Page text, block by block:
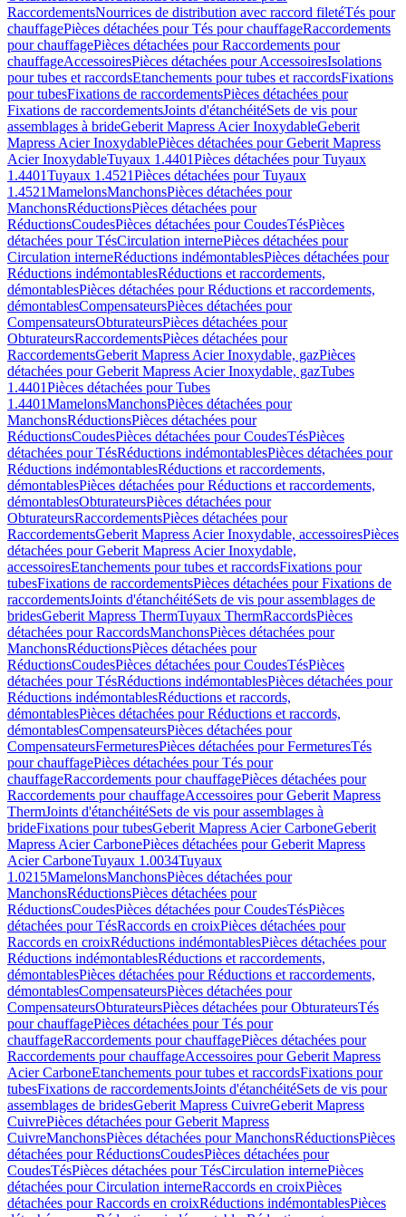
RaccordementsNourrices de distribution avec raccord filetéTés pour
chauffagePièces détachées pour Tés pour chauffageRaccordements
pour chauffagePièces détachées pour Raccordements pour
chauffageAccessoiresPièces détachées pour AccessoiresIsolations
pour tubes et raccordsEtanchements pour tubes et raccordsFixations
pour tubesFixations de raccordementsPièces détachées pour
Fixations de raccordementsJoints d'étanchéitéSets de vis pour
assemblages à brideGeberit Mapress Acier InoxydableGeberit
Mapress Acier InoxydablePièces détachées pour Geberit Mapress
Acier InoxydableTuyaux 1.4401Pièces détachées pour Tuyaux
1.4401Tuyaux 1.4521Pièces détachées pour Tuyaux
1.4521MamelonsManchonsPièces détachées pour
ManchonsRéductionsPièces détachées pour
RéductionsCoudesPièces détachées pour CoudesTésPièces
détachées pour TésCirculation internePièces détachées pour
Circulation interneRéductions indémontablesPièces détachées pour
Réductions indémontablesRéductions et raccordements,
démontablesPièces détachées pour Réductions et raccordements,
démontablesCompensateursPièces détachées pour
CompensateursObturateursPièces détachées pour
ObturateursRaccordementsPièces détachées pour
RaccordementsGeberit Mapress Acier Inoxydable, gazPièces
détachées pour Geberit Mapress Acier Inoxydable, gazTubes
1.4401Pièces détachées pour Tubes
1.4401MamelonsManchonsPièces détachées pour
ManchonsRéductionsPièces détachées pour
RéductionsCoudesPièces détachées pour CoudesTésPièces
détachées pour TésRéductions indémontablesPièces détachées pour
Réductions indémontablesRéductions et raccordements,
démontablesPièces détachées pour Réductions et raccordements,
démontablesObturateursPièces détachées pour
ObturateursRaccordementsPièces détachées pour
RaccordementsGeberit Mapress Acier Inoxydable, accessoiresPièces
détachées pour Geberit Mapress Acier Inoxydable,
accessoiresEtanchements pour tubes et raccordsFixations pour
tubesFixations de raccordementsPièces détachées pour Fixations de
raccordementsJoints d'étanchéitéSets de vis pour assemblages de
bridesGeberit Mapress ThermTuyaux ThermRaccordsPièces
détachées pour RaccordsManchonsPièces détachées pour
ManchonsRéductionsPièces détachées pour
RéductionsCoudesPièces détachées pour CoudesTésPièces
détachées pour TésRéductions indémontablesPièces détachées pour
Réductions indémontablesRéductions et raccords,
démontablesPièces détachées pour Réductions et raccords,
démontablesCompensateursPièces détachées pour
CompensateursFermeturesPièces détachées pour FermeturesTés
pour chauffagePièces détachées pour Tés pour
chauffageRaccordements pour chauffagePièces détachées pour
Raccordements pour chauffageAccessoires pour Geberit Mapress
ThermJoints d'étanchéitéSets de vis pour assemblages à
brideFixations pour tubesGeberit Mapress Acier CarboneGeberit
Mapress Acier CarbonePièces détachées pour Geberit Mapress
Acier CarboneTuyaux 1.0034Tuyaux
1.0215MamelonsManchonsPièces détachées pour
ManchonsRéductionsPièces détachées pour
RéductionsCoudesPièces détachées pour CoudesTésPièces
détachées pour TésRaccords en croixPièces détachées pour
Raccords en croixRéductions indémontablesPièces détachées pour
Réductions indémontablesRéductions et raccordements,
démontablesPièces détachées pour Réductions et raccordements,
démontablesCompensateursPièces détachées pour
CompensateursObturateursPièces détachées pour ObturateursTés
pour chauffagePièces détachées pour Tés pour
chauffageRaccordements pour chauffagePièces détachées pour
Raccordements pour chauffageAccessoires pour Geberit Mapress
Acier CarboneEtanchements pour tubes et raccordsFixations pour
tubesFixations de raccordementsJoints d'étanchéitéSets de vis pour
assemblages de bridesGeberit Mapress CuivreGeberit Mapress
CuivrePièces détachées pour Geberit Mapress
CuivreManchonsPièces détachées pour ManchonsRéductionsPièces
détachées pour RéductionsCoudesPièces détachées pour
CoudesTésPièces détachées pour TésCirculation internePièces
détachées pour Circulation interneRaccords en croixPièces
détachées pour Raccords en croixRéductions indémontablesPièces